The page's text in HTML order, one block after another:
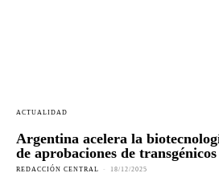
ACTUALIDAD
Argentina acelera la
de aprobaciones de
REDACCIÓN CENTRAL - 18/12/2025